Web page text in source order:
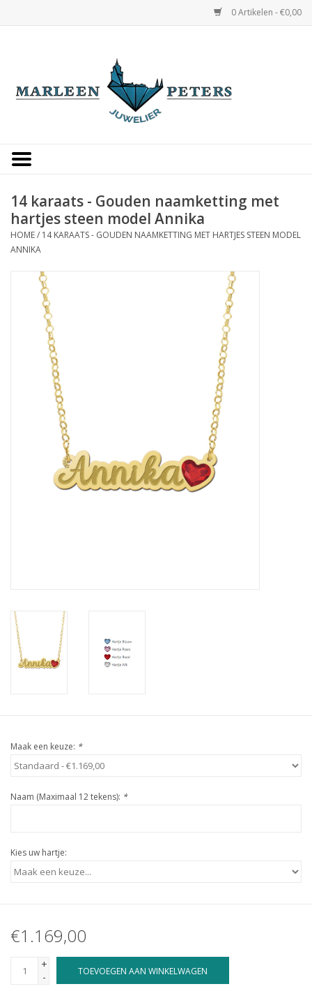
0 Artikelen - €0,00
Occasions
Cadeaukaarten
14 karaats - Gouden naamketting met
hartjes steen model Annika
HOME/ 14 KARAATS - GOUDEN NAAMKETTING MET HARTJES STEEN MODEL
ANNIKA
Maak een keuze: *
Naam (Maximaal 12 tekens): *
Kies uw hartje:
€1.169,00
+
-
TOEVOEGEN AAN WINKELWAGEN